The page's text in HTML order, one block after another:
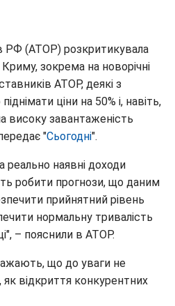
РФ (АТОР) розкритикувала
зокрема на новорічні
АТОР, деякі з
ціни на 50% і, навіть,
високу завантаженість
"Сьогодні".
реально наявні доходи
робити прогнози, що даним
прийнятний рівень
нормальну тривалість
– пояснили в АТОР.
що до уваги не
відкриття конкурентних